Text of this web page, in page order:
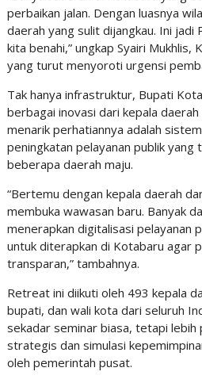
perbaikan jalan. Dengan luasnya
daerah yang sulit dijangkau. Ini jadi
kita benahi,” ungkap Syairi Mukhlis,
yang turut menyoroti urgensi
Tak hanya infrastruktur, Bupati
berbagai inovasi dari kepala daerah
menarik perhatiannya adalah
peningkatan pelayanan publik yang
beberapa daerah maju.
“Bertemu dengan kepala daerah
membuka wawasan baru. Banyak
menerapkan digitalisasi pelayanan
untuk diterapkan di Kotabaru agar
transparan,” tambahnya.
Retreat ini diikuti oleh 493 kepala
bupati, dan wali kota dari seluruh
sekadar seminar biasa, tetapi lebih
strategis dan simulasi
oleh pemerintah pusat.